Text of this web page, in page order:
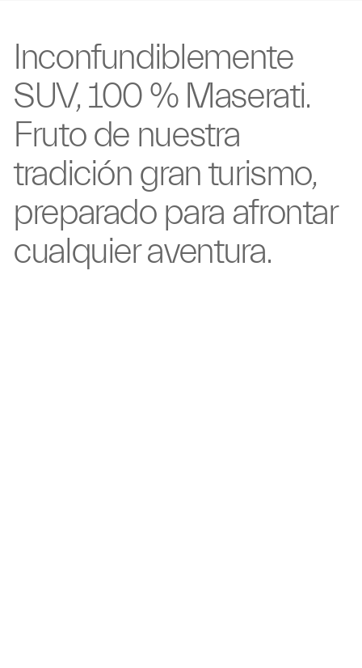
Inconfundiblemente
SUV, 100 % Maserati.
Fruto de nuestra
tradición granturismo,
preparado para afrontar
cualquieraventura.